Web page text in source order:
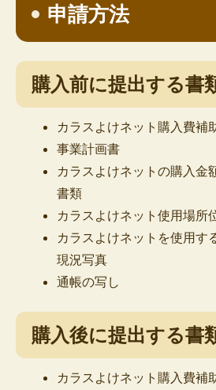
申請方法
購入前に提出する書
カラスよけネット購入費補
事業計画書
カラスよけネットの購入金
書類
カラスよけネット使用場所
カラスよけネットを使用す
現況写真
通帳の写し
購入後に提出する書
カラスよけネット購入費補